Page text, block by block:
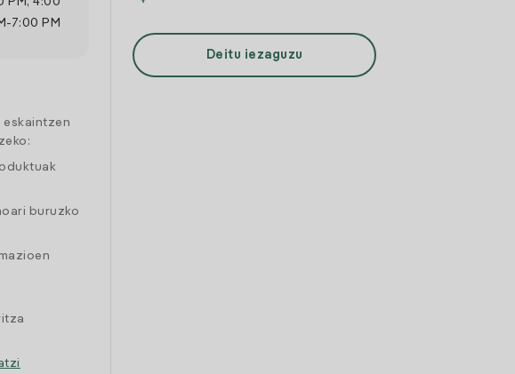
-7:00 PM
buruzko
Deitu iezaguzu